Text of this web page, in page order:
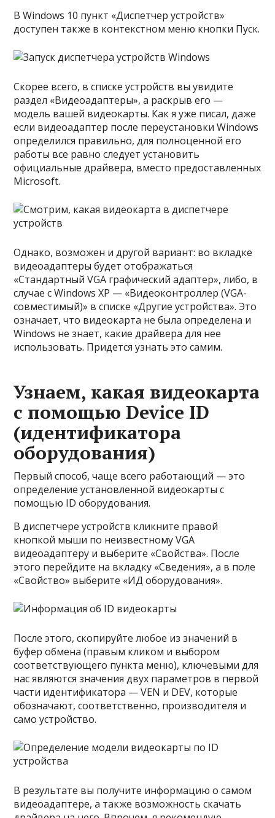
В Windows 10 пункт «Диспетчер устройств»
доступен также в контекстном меню кнопки Пуск.
Скорее всего, в списке устройств вы увидите
раздел «Видеоадаптеры», а раскрыв его —
модель вашей видеокарты. Как я уже писал, даже
если видеоадаптер после переустановки Windows
определился правильно, для полноценной его
работы все равно следует установить
официальные драйвера, вместо предоставленных
Microsoft.
Однако, возможен и другой вариант: во вкладке
видеоадаптеры будет отображаться
«Стандартный VGA графический адаптер», либо, в
случае с Windows XP — «Видеоконтроллер (VGA-
совместимый)» в списке «Другие устройства». Это
означает, что видеокарта не была определена и
Windows не знает, какие драйвера для нее
использовать. Придется узнать это самим.
Узнаем, какая видеокарта
с помощью Device ID
(идентификатора
оборудования)
Первый способ, чаще всего работающий — это
определение установленной видеокарты с
помощью ID оборудования.
В диспетчере устройств кликните правой
кнопкой мыши по неизвестному VGA
видеоадаптеру и выберите «Свойства». После
этого перейдите на вкладку «Сведения», а в поле
«Свойство» выберите «ИД оборудования».
После этого, скопируйте любое из значений в
буфер обмена (правым кликом и выбором
соответствующего пункта меню), ключевыми для
нас являются значения двух параметров в первой
части идентификатора — VEN и DEV, которые
обозначают, соответственно, производителя и
само устройство.
В результате вы получите информацию о самом
видеоадаптере, а также возможность скачать